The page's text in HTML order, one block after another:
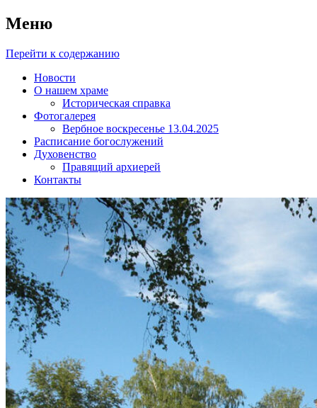
Меню
Перейти к содержанию
Новости
О нашем храме
Историческая справка
Фотогалерея
Вербное воскресенье 13.04.2025
Расписание богослужений
Духовенство
Правящий архиерей
Контакты